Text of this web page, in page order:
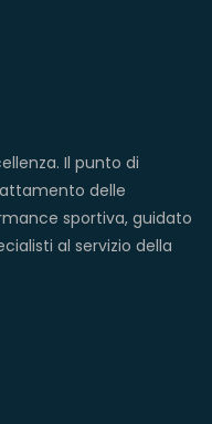
Il punto di
delle
sportiva, guidato
al servizio della